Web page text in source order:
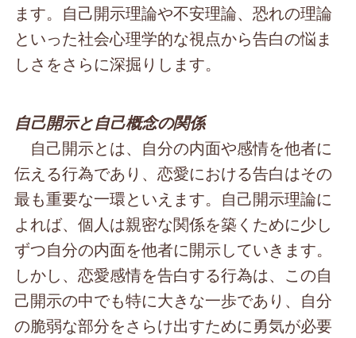
ます。自己開示理論や不安理論、恐れの理論
といった社会心理学的な視点から告白の悩ま
しさをさらに深掘りします。
自己開示と自己概念の関係
自己開示とは、自分の内面や感情を他者に
伝える行為であり、恋愛における告白はその
最も重要な一環といえます。自己開示理論に
よれば、個人は親密な関係を築くために少し
ずつ自分の内面を他者に開示していきます。
しかし、恋愛感情を告白する行為は、この自
己開示の中でも特に大きな一歩であり、自分
の脆弱な部分をさらけ出すために勇気が必要